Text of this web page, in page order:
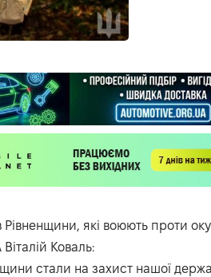
які воюють проти
Коваль:
стали на захист нашої